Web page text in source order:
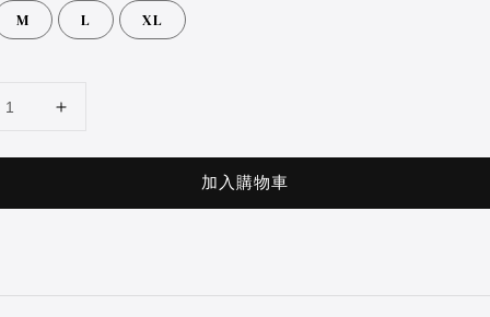
M L XL
加入購物車